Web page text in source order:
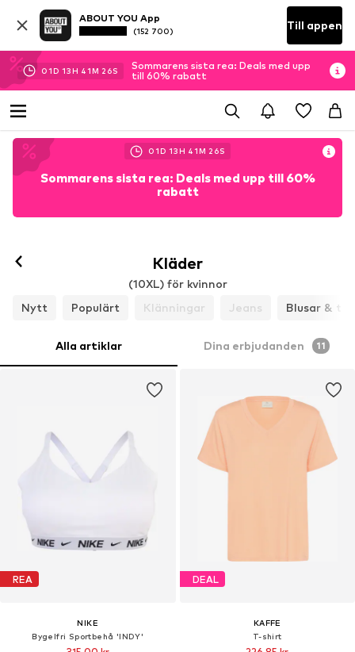
ABOUT YOU App
(152 700) Till appen
01D 13H 41M 25S
Sommarens sista rea: Deals med upp
till 60% rabatt
01D 13H 41M 25S
Sommarens sista rea: Deals med upp till 60%
rabatt
Kläder
(10XL) för kvinnor
Nytt
Populärt Klänningar Jeans Blusar &
Alla artiklar Dina erbjudanden 11
REA
NIKE
Bygelfri Sportbehå 'INDY'
DEAL
KAFFE
T-shirt